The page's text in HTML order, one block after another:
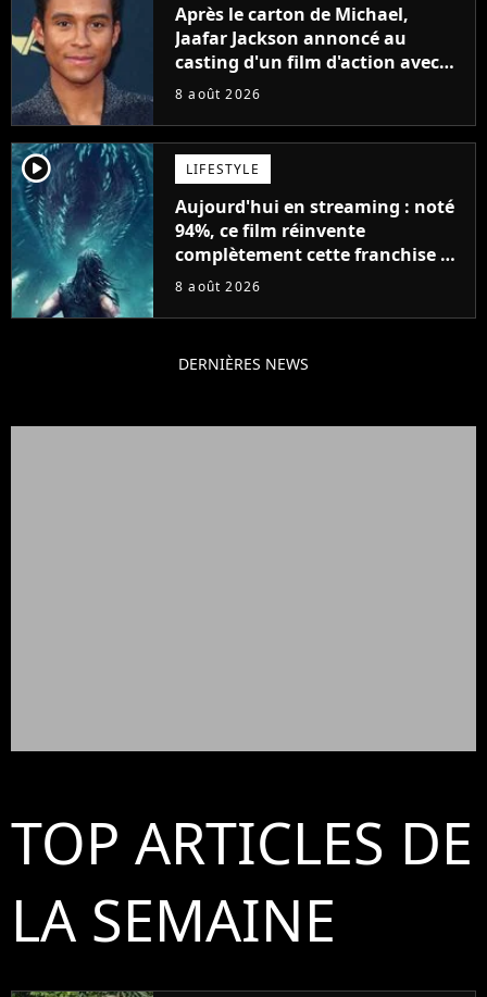
Après le carton de Michael,
Jaafar Jackson annoncé au
casting d'un film d'action avec
Will Smith
8 août 2026
player2 LIFESTYLE
Aujourd'hui en streaming : noté
94%, ce film réinvente
complètement cette franchise de
science-fiction vieille de 40 ans
8 août 2026
DERNIÈRES NEWS
TOP ARTICLES DE
LA SEMAINE